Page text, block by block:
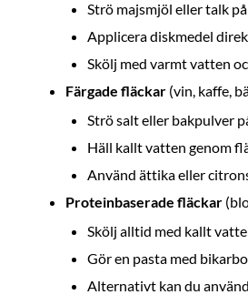
Strö majsmjöl eller talk
Applicera diskmedel
Skölj med varmt vatten
Färgade fläckar (vin, kaffe,
Strö salt eller bakpulver
Häll kallt vatten genom
Använd ättika eller
Proteinbaserade fläckar
Skölj alltid med kallt
Gör en pasta med
Alternativt kan du